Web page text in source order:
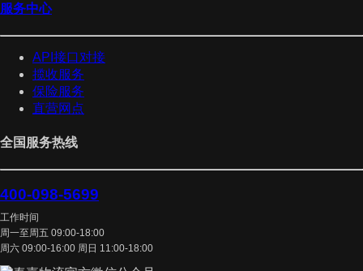
服务中心
API接口对接
揽收服务
保险服务
直营网点
全国服务热线
400-098-5699
工作时间
周一至周五 09:00-18:00
周六 09:00-16:00 周日 11:00-18:00